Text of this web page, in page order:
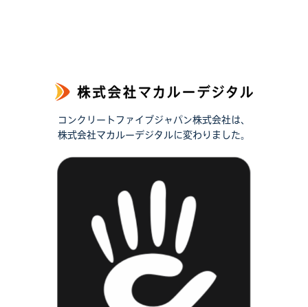
コンクリートファイブジャパン株式会社は、
株式会社マカルーデジタルに変わりました。